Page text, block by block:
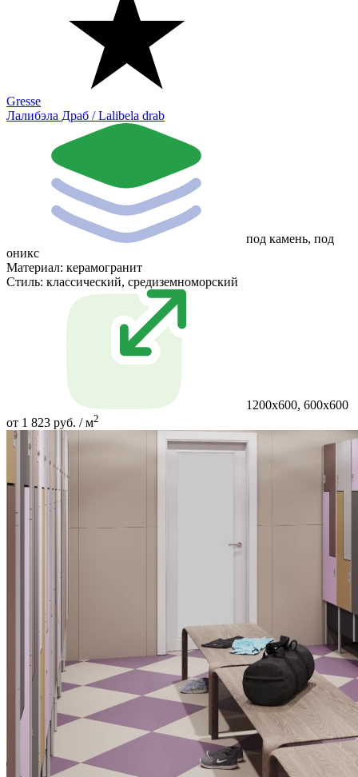
Gresse
Лалибэла Драб / Lalibela drab
под камень, под
оникс
Материал: керамогранит
Стиль: классический, средиземноморский
1200х600, 600х600
от 1 823 руб. / м2